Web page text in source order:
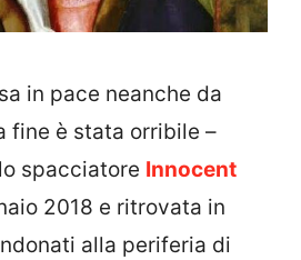
in pace neanche da
fine è stata orribile –
spacciatore Innocent
2018 e ritrovata in
alla periferia di